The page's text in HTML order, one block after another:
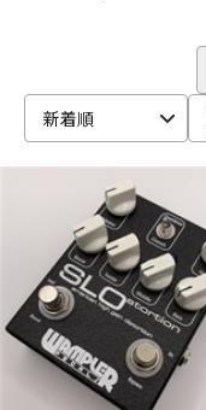
ベース
ドラム
キーボード
管楽器
新着順